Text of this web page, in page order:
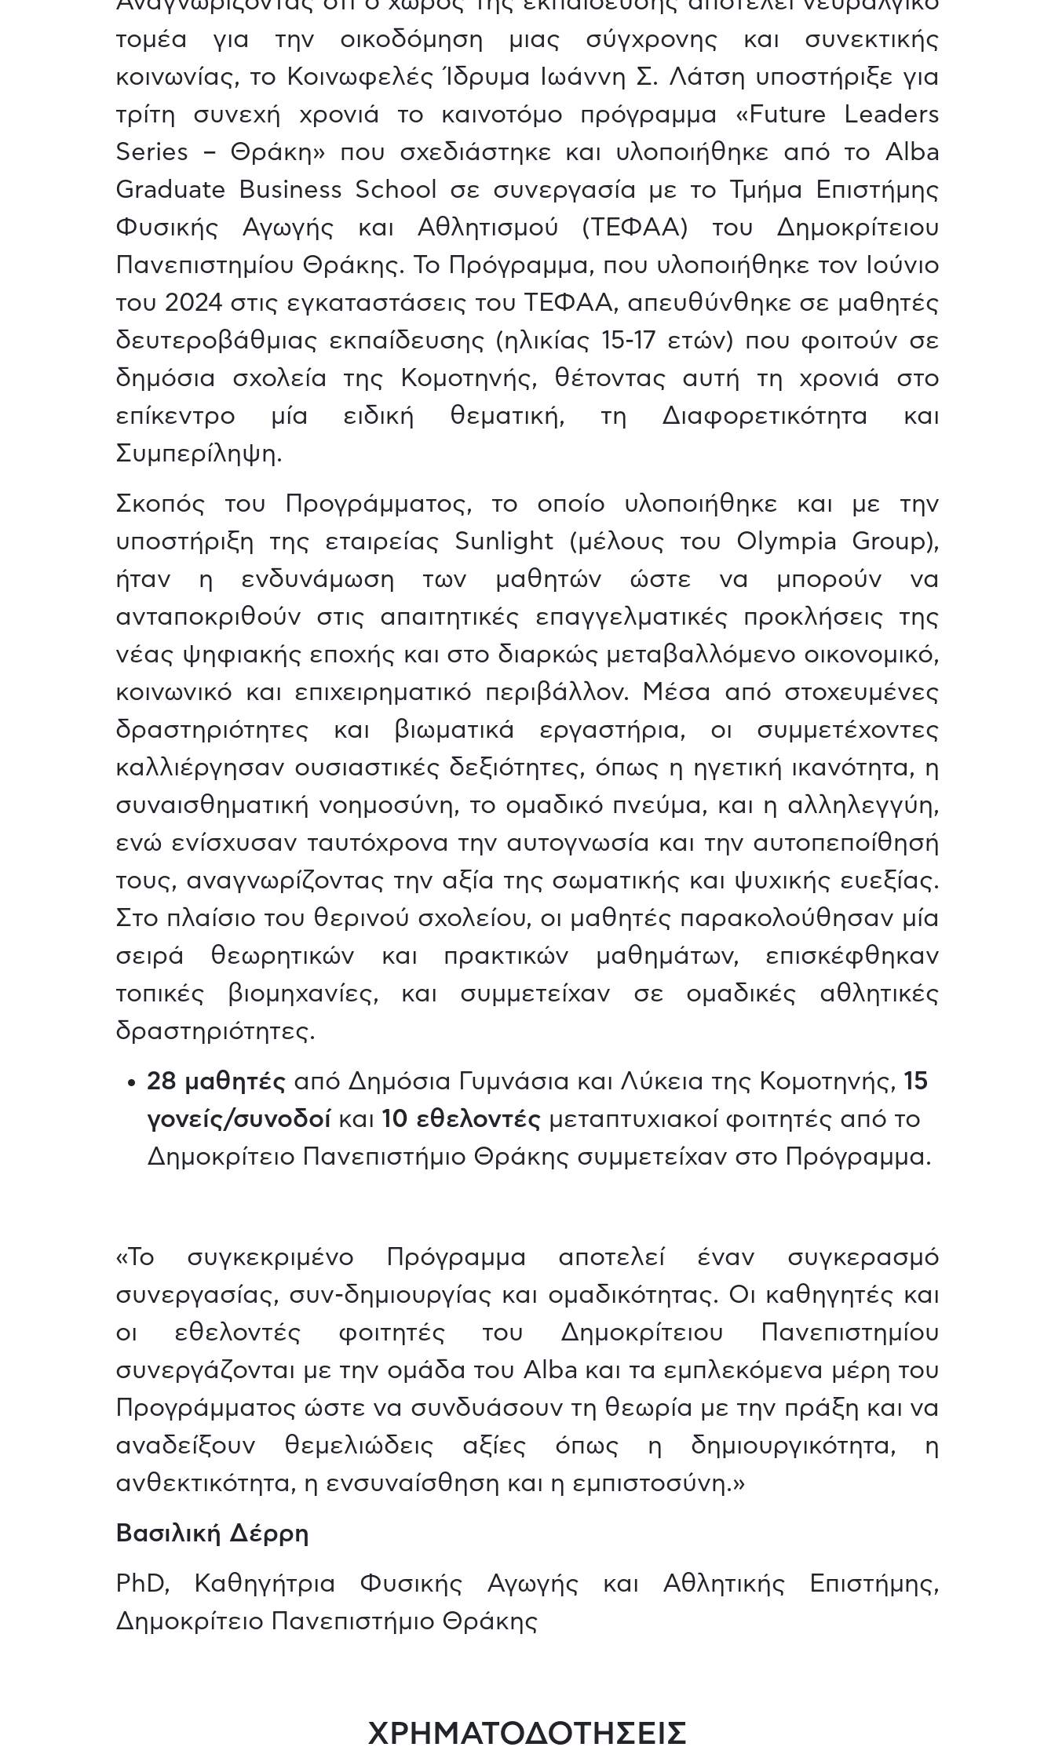
τομέα για την οικοδόμηση μιας σύγχρονης και συνεκτικής
κοινωνίας, το Κοινωφελές Ίδρυμα Ιωάννη Σ. Λάτση υποστήριξε για
τρίτη συνεχή χρονιά το καινοτόμο πρόγραμμα «Future Leaders
Series – Θράκη» που σχεδιάστηκε και υλοποιήθηκε από το Αlba
Graduate Business School σε συνεργασία με το Τμήμα Επιστήμης
Φυσικής Αγωγής και Αθλητισμού (ΤΕΦΑΑ) του Δημοκρίτειου
Πανεπιστημίου Θράκης. Το Πρόγραμμα, που υλοποιήθηκε τον Ιούνιο
του 2024 στις εγκαταστάσεις του ΤΕΦΑΑ, απευθύνθηκε σε μαθητές
δευτεροβάθμιας εκπαίδευσης (ηλικίας 15-17 ετών) που φοιτούν σε
δημόσια σχολεία της Κομοτηνής, θέτοντας αυτή τη χρονιά στο
επίκεντρο μία ειδική θεματική, τη Διαφορετικότητα και
Συμπερίληψη.
Σκοπός του Προγράμματος, το οποίο υλοποιήθηκε και με την
υποστήριξη της εταιρείας Sunlight (μέλους του Olympia Group),
ήταν η ενδυνάμωση των μαθητών ώστε να μπορούν να
ανταποκριθούν στις απαιτητικές επαγγελματικές προκλήσεις της
νέας ψηφιακής εποχής και στο διαρκώς μεταβαλλόμενο οικονομικό,
κοινωνικό και επιχειρηματικό περιβάλλον. Μέσα από στοχευμένες
δραστηριότητες και βιωματικά εργαστήρια, οι συμμετέχοντες
καλλιέργησαν ουσιαστικές δεξιότητες, όπως η ηγετική ικανότητα, η
συναισθηματική νοημοσύνη, το ομαδικό πνεύμα, και η αλληλεγγύη,
ενώ ενίσχυσαν ταυτόχρονα την αυτογνωσία και την αυτοπεποίθησή
τους, αναγνωρίζοντας την αξία της σωματικής και ψυχικής ευεξίας.
Στο πλαίσιο του θερινού σχολείου, οι μαθητές παρακολούθησαν μία
σειρά θεωρητικών και πρακτικών μαθημάτων, επισκέφθηκαν
τοπικές βιομηχανίες, και συμμετείχαν σε ομαδικές αθλητικές
δραστηριότητες.
28 μαθητές από Δημόσια Γυμνάσια και Λύκεια της Κομοτηνής, 15
γονείς/συνοδοί και 10 εθελοντές μεταπτυχιακοί φοιτητές από το
Δημοκρίτειο Πανεπιστήμιο Θράκης συμμετείχαν στο Πρόγραμμα.
«Το συγκεκριμένο Πρόγραμμα αποτελεί έναν συγκερασμό
συνεργασίας, συν-δημιουργίας και ομαδικότητας. Οι καθηγητές και
οι εθελοντές φοιτητές του Δημοκρίτειου Πανεπιστημίου
συνεργάζονται με την ομάδα του Alba και τα εμπλεκόμενα μέρη του
Προγράμματος ώστε να συνδυάσουν τη θεωρία με την πράξη και να
αναδείξουν θεμελιώδεις αξίες όπως η δημιουργικότητα, η
ανθεκτικότητα, η ενσυναίσθηση και η εμπιστοσύνη.»
Βασιλική Δέρρη
PhD, Καθηγήτρια Φυσικής Αγωγής και Αθλητικής Επιστήμης,
Δημοκρίτειο Πανεπιστήμιο Θράκης
ΧΡΗΜΑΤΟΔΟΤΗΣΕΙΣ